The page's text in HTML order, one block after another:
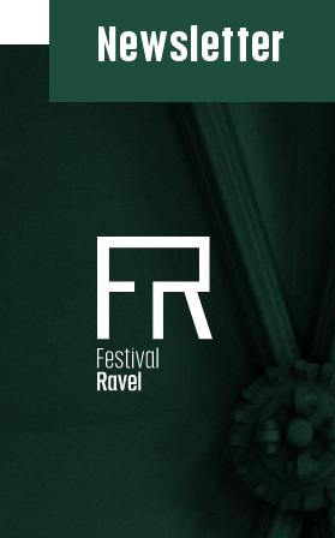
Newsletter